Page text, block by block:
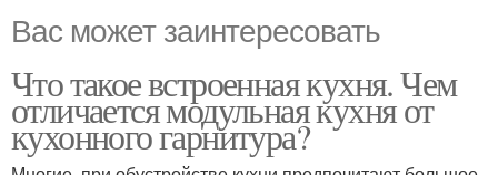
Вас может заинтересовать
Что такое встроенная кухня. Чем
отличается модульная кухня от
кухонного гарнитура?